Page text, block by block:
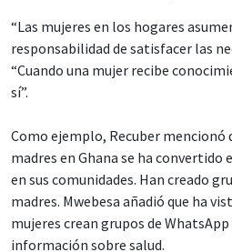
“Las mujeres en los hogares
responsabilidad de satisfacer las
“Cuando una mujer recibe
sí”.
Como ejemplo, Recuber mencionó
madres en Ghana se ha convertido
en sus comunidades. Han creado
madres. Mwebesa añadió que ha
mujeres crean grupos de
información sobre salud.